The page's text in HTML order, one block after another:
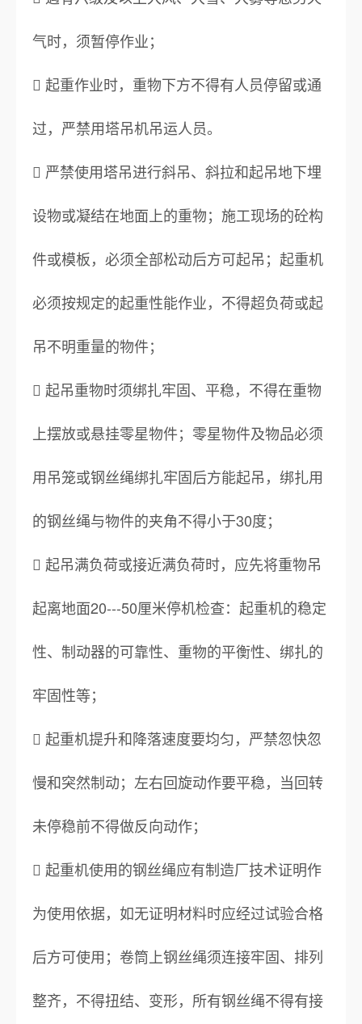
气时，须暂停作业；
 起重作业时，重物下方不得有人员停留或通
过，严禁用塔吊机吊运人员。
 严禁使用塔吊进行斜吊、斜拉和起吊地下埋
设物或凝结在地面上的重物；施工现场的砼构
件或模板，必须全部松动后方可起吊；起重机
必须按规定的起重性能作业，不得超负荷或起
吊不明重量的物件；
 起吊重物时须绑扎牢固、平稳，不得在重物
上摆放或悬挂零星物件；零星物件及物品必须
用吊笼或钢丝绳绑扎牢固后方能起吊，绑扎用
的钢丝绳与物件的夹角不得小于30度；
 起吊满负荷或接近满负荷时，应先将重物吊
起离地面20---50厘米停机检查：起重机的稳定
性、制动器的可靠性、重物的平衡性、绑扎的
牢固性等；
 起重机提升和降落速度要均匀，严禁忽快忽
慢和突然制动；左右回旋动作要平稳，当回转
未停稳前不得做反向动作；
 起重机使用的钢丝绳应有制造厂技术证明作
为使用依据，如无证明材料时应经过试验合格
后方可使用；卷筒上钢丝绳须连接牢固、排列
整齐，不得扭结、变形，所有钢丝绳不得有接